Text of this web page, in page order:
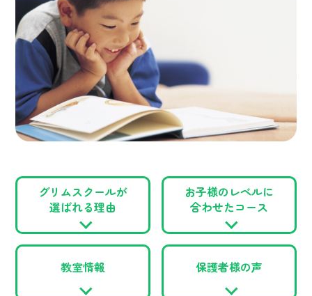
グリムスクールが
選ばれる理由
お子様のレベルに
合わせたコース
教室情報 保護者様の声